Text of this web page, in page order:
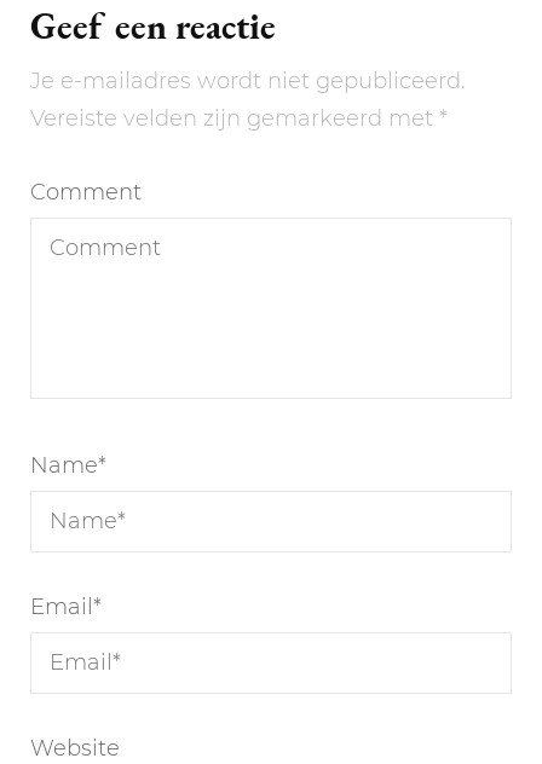
Geef een reactie
Je e-mailadres wordt niet gepubliceerd.
Vereiste velden zijn gemarkeerd met *
Comment
Name*
Email *
Website